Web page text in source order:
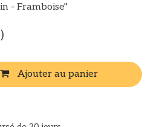
- Framboise"
Ajouter au panier